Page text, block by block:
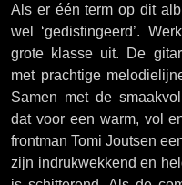
Als er één term op dit
wel ‘gedistingeerd’.
grote klasse uit. De
met prachtige
Samen met de
dat voor een warm, vol
frontman Tomi Joutsen
zijn indrukwekkend en